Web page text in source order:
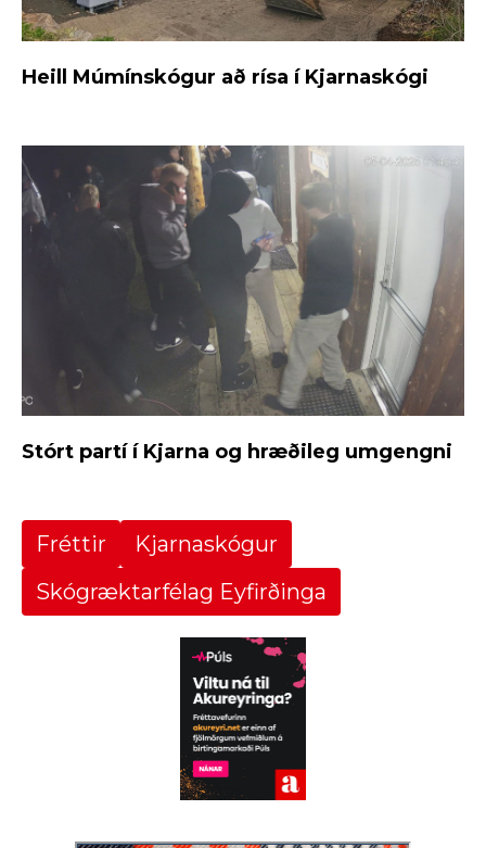
Heill Múmínskógur að rísa í Kjarnaskógi
Stórt partí í Kjarna og hræðileg umgengni
Fréttir
Kjarnaskógur
Skógræktarfélag Eyfirðinga